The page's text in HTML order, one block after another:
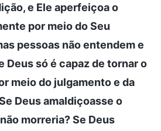
e Ele aperfeiçoa o
por meio do Seu
pessoas não entendem e
Deus só é capaz de tornar o
meio do julgamento e da
Deus amaldiçoasse o
morreria? Se Deus